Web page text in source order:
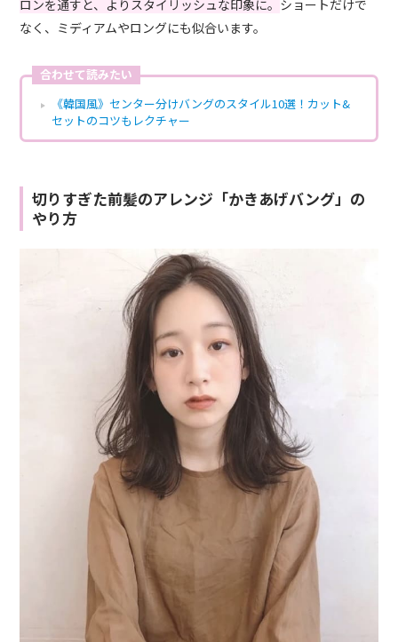
ロンを通すと、よりスタイリッシュな印象に。 ショートだけで
なく、ミディアムやロングにも似合います。
合わせて読みたい
《韓国風》センター分けバングのスタイル10選！カット&
セットのコツもレクチャー
切りすぎた前髪のアレンジ「かきあげバング」の
やり方